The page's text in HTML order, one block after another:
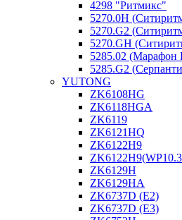
4298 "Ритмикс"
5270.0H
5270.G2
5270.GH
5285.02 (Марафон
5285.G2
YUTONG
ZK6108HG
ZK6118HGA
ZK6119
ZK6121HQ
ZK6122H9
ZK6129H
ZK6129HA
ZK6737D (E2)
ZK6737D (E3)